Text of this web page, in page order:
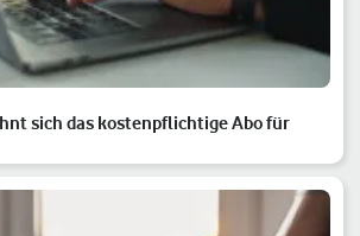
sich das kostenpflichtige Abo für